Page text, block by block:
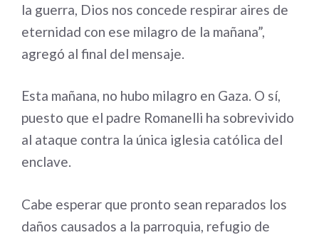
la guerra, Dios nos concede respirar aires de
eternidad con ese milagro de la mañana”,
agregó al final del mensaje.
Esta mañana, no hubo milagro en Gaza. O sí,
puesto que el padre Romanelli ha sobrevivido
al ataque contra la única iglesia católica del
enclave.
Cabe esperar que pronto sean reparados los
daños causados a la parroquia, refugio de